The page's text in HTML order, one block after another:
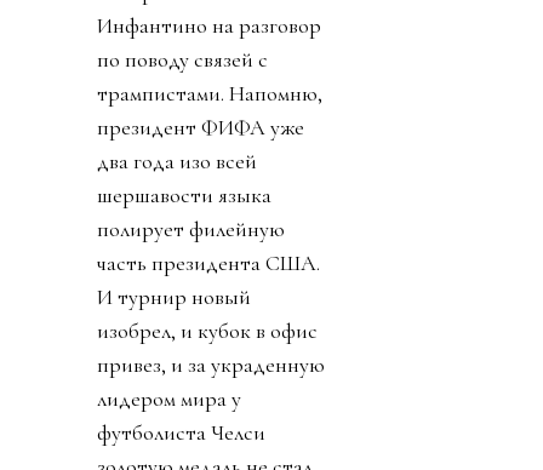
термин
«прихватизация».
Именно ей, на мой
взгляд, и стала
День 2. Ничего не
подозревавший обо всем
этом футбольный мир
взорвался. УЕФА первой
созвала экстренное
совещание федераций.
Попутно выпустив